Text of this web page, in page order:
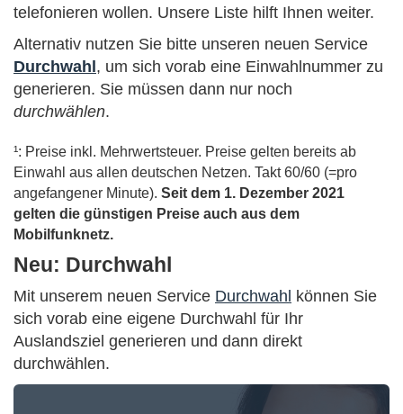
telefonieren wollen. Unsere Liste hilft Ihnen weiter.
Alternativ nutzen Sie bitte unseren neuen Service
Durchwahl , um sich vorab eine Einwahlnummer zu
generieren. Sie müssen dann nur noch
durchwählen.
¹: Preise inkl. Mehrwertsteuer. Preise gelten bereits ab
Einwahl aus allen deutschen Netzen. Takt 60/60 (=pro
angefangener Minute). Seit dem 1. Dezember 2021
gelten die günstigen Preise auch aus dem
Mobilfunknetz.
Neu: Durchwahl
Mit unserem neuen Service Durchwahl können Sie
sich vorab eine eigene Durchwahl für Ihr
Auslandsziel generieren und dann direkt
durchwählen.